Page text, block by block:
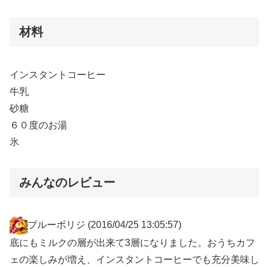
材料
インスタントコーヒー
牛乳
砂糖
６０度のお湯
氷
みんなのレビュー
ブルーボリジ (2016/04/25 13:05:57)
底にもミルクの層が出来て3層になりました。おうちカフ
ェの楽しみが増え、インスタントコーヒーでも充分美味し